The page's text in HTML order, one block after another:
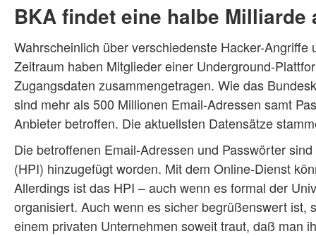
BKA findet eine halbe
Wahrscheinlich über verschiedenste Hacker-Angriffe
Zeitraum haben Mitglieder einer Underground-
Zugangsdaten zusammengetragen. Wie das
sind mehr als 500 Millionen Email-Adressen samt
Anbieter betroffen. Die aktuellsten Datensätze
Die betroffenen Email-Adressen und Passwörter
(HPI) hinzugefügt worden. Mit dem Online-Dienst
Allerdings ist das HPI – auch wenn es formal der
organisiert. Auch wenn es sicher begrüßenswert ist,
einem privaten Unternehmen soweit traut, daß man